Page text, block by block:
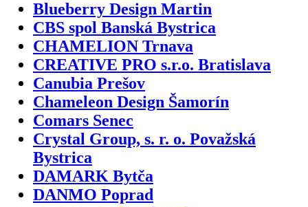
Blueberry Design Martin
CBS spol Banská Bystrica
CHAMELION Trnava
CREATIVE PRO s.r.o. Bratislava
Canubia Prešov
Chameleon Design Šamorín
Comars Senec
Crystal Group, s. r. o. Považská
Bystrica
DAMARK Bytča
DANMO Poprad